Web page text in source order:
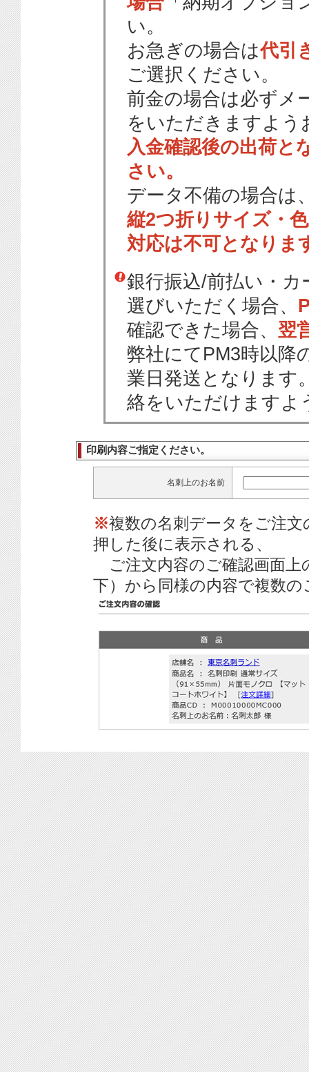
い。
お急ぎの場合は代引
ご選択ください。
前金の場合は必ずメ
をいただきますよう
入金確認後の出荷と
さい。
データ不備の場合は
縦2つ折りサイズ・
対応は不可となりま
銀行振込/前払い・
選びいただく場合、
確認できた場合、 翌
弊社にてPM3時以降
業日発送となります
絡をいただけますよ
印刷内容ご指定ください。
名刺上のお名前
※複数の名刺データをご注
押した後に表示される、
ご注文内容のご確認画面上
下）から同様の内容で複数